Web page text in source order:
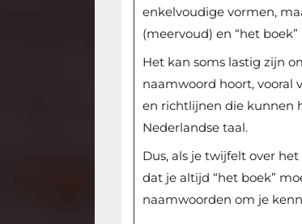
enkelvoudige vormen,
(meervoud) en “het
Het kan soms lastig zijn
naamwoord hoort, vooral
en richtlijnen die kunnen
Nederlandse taal.
Dus, als je twijfelt over
dat je altijd “het boek”
naamwoorden om je